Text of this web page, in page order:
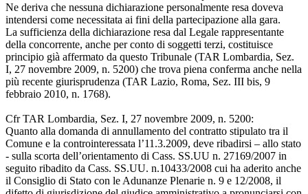
Ne deriva che nessuna dichiarazione personalmente resa doveva
intendersi come necessitata ai fini della partecipazione alla gara.
La sufficienza della dichiarazione resa dal Legale rappresentante
della concorrente, anche per conto di soggetti terzi, costituisce
principio già affermato da questo Tribunale (TAR Lombardia, Sez.
I, 27 novembre 2009, n. 5200) che trova piena conferma anche nella
più recente giurisprudenza (TAR Lazio, Roma, Sez. III bis, 9
febbraio 2010, n. 1768).
Cfr TAR Lombardia, Sez. I, 27 novembre 2009, n. 5200:
Quanto alla domanda di annullamento del contratto stipulato tra il
Comune e la controinteressata l’11.3.2009, deve ribadirsi – allo stato
- sulla scorta dell’orientamento di Cass. SS.UU n. 27169/2007 in
seguito ribadito da Cass. SS.UU. n.10433/2008 cui ha aderito anche
il Consiglio di Stato con le Adunanze Plenarie n. 9 e 12/2008, il